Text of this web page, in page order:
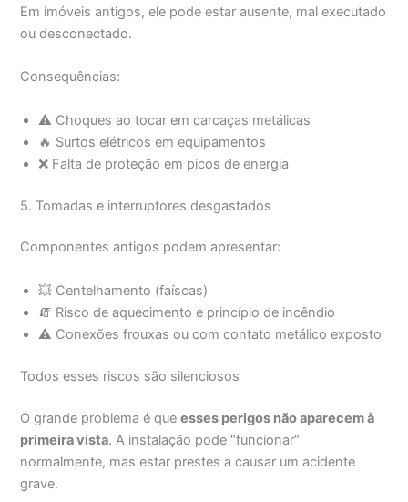
Em imóveis antigos, ele pode estar ausente, mal executado
ou desconectado.
Consequências:
⚠️ Choques ao tocar em carcaças metálicas
🔥 Surtos elétricos em equipamentos
❌ Falta de proteção em picos de energia
5. Tomadas e interruptores desgastados
Componentes antigos podem apresentar:
💥 Centelhamento (faíscas)
🧯 Risco de aquecimento e princípio de incêndio
⚠️ Conexões frouxas ou com contato metálico exposto
Todos esses riscos são silenciosos
O grande problema é queesses perigos não aparecem à
primeira vista. A instalação pode “funcionar”
normalmente, mas estar prestes a causar um acidente
grave.